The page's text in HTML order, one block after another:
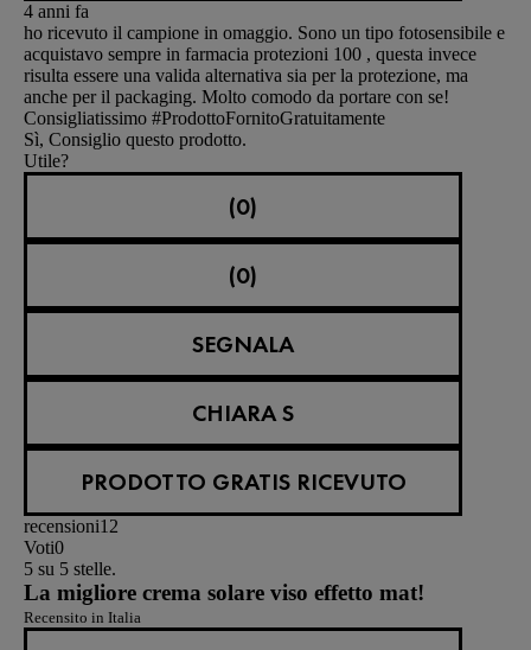
4 anni fa
ho ricevuto il campione in omaggio. Sono un tipo fotosensibile e
acquistavo sempre in farmacia protezioni 100 , questa invece
risulta essere una valida alternativa sia per la protezione, ma
anche per il packaging. Molto comodo da portare con se!
Consigliatissimo #ProdottoFornitoGratuitamente
Sì, Consiglio questo prodotto.
Utile?
(0)
(0)
SEGNALA
CHIARA S
PRODOTTO GRATIS RICEVUTO
recensioni12
Voti0
5 su 5 stelle.
La migliore crema solare viso effetto mat!
Recensito in Italia